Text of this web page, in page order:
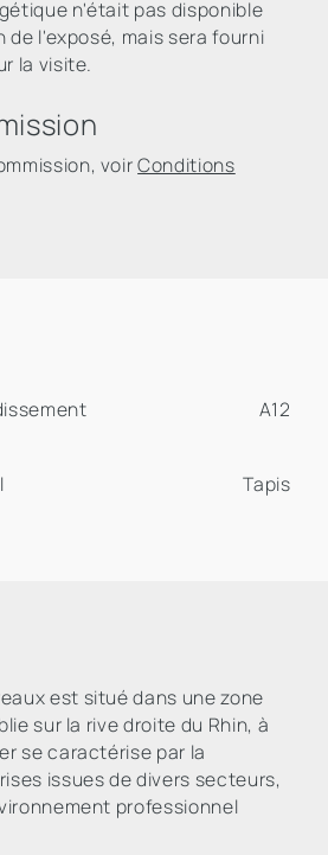
n'était pas disponible
de l'exposé, mais sera fourni
la visite.
voirConditions
A12
Tapis
est situé dans une zone
sur la rive droite du Rhin, à
se caractérise par la
issues de divers secteurs,
professionnel